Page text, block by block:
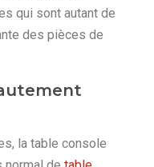
qui sont autant de
des pièces de
la table console